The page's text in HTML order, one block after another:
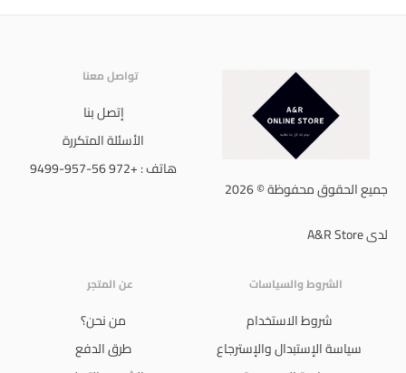
جميع الحقوق محفوظة © 2026
لدى A&R Store
تواصل معنا
إتصل بنا
الأسئلة المتكررة
هاتف : +972 56-957-9499
الشروط والسياسات
شروط الاستخدام
سياسة الإستبدال والإسترجاع
عن المتجر
من نحن؟
طرق الدفع